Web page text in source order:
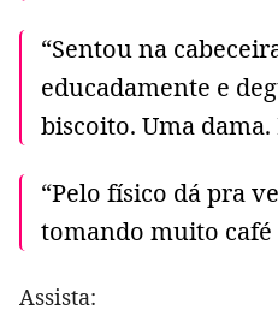
“Sentou na
educadamente e
biscoito. Uma
“Pelo físico dá pra
tomando muito café
Assista: